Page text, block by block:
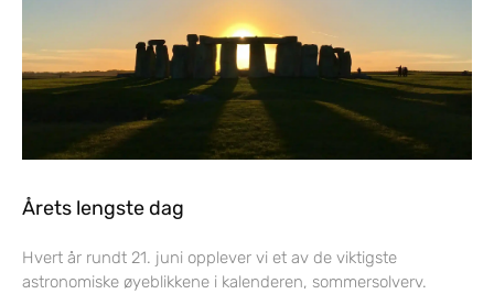
Årets lengste dag
Hvert år rundt 21. juni opplever vi et av de viktigste
astronomiske øyeblikkene i kalenderen, sommersolverv.